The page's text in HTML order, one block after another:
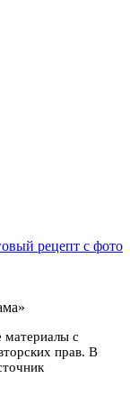
рецепт с фото
материалы с
прав. В